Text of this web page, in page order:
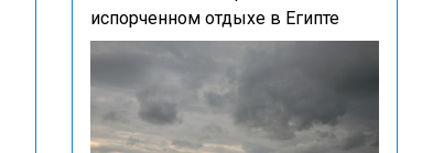
испорченном отдыхе в Египте